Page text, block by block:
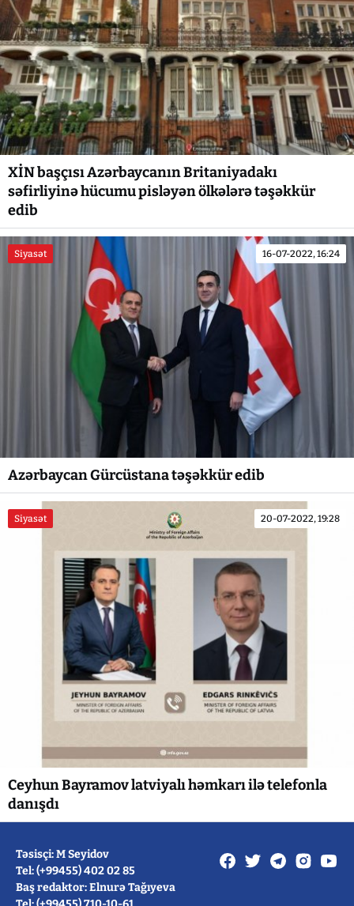
XİN başçısı Azərbaycanın Britaniyadakı
səfirliyinə hücumu pisləyən ölkələrə təşəkkür
edib
Siyasət 16-07-2022, 16:24
Azərbaycan Gürcüstana təşəkkür edib
Siyasət 20-07-2022, 19:28
Ceyhun Bayramov latviyalı həmkarı ilə telefonla
danışdı
Təsisçi: M Seyidov
Tel: (+99455) 402 02 85
Baş redaktor: Elnurə Tağıyeva